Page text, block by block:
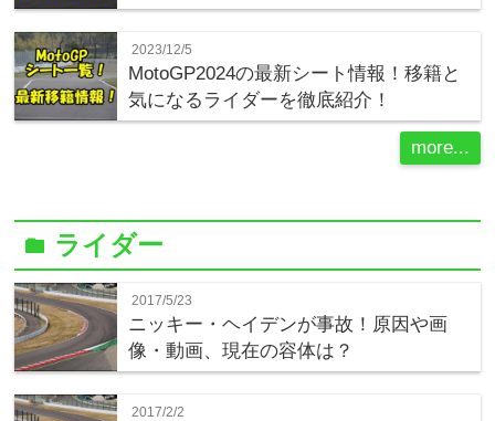
2023/12/5
MotoGP2024の最新シート情報！移籍と
気になるライダーを徹底紹介！
more...
folder ライダー
2017/5/23
ニッキー・ヘイデンが事故！原因や画
像・動画、現在の容体は？
2017/2/2